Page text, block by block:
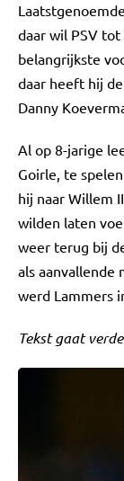
daar wil PSV
belangrijkste
daar heeft hij
Danny
Al op 8-jarige
Goirle, te
hij naar Willem
wilden laten
weer terug bij
als aanvallende
werd Lammers
Tekst gaat